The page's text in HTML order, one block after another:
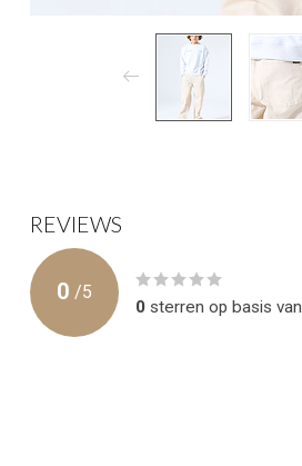
REVIEWS
0 /5
0 sterren op basis van